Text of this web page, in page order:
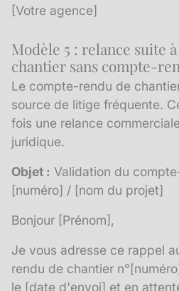
[Votre agence]
Modèle 5 : relance suite
chantier sans compte-
Le compte-rendu de
source de litige fréquente.
fois une relance
juridique.
Objet : Validation du
[numéro] / [nom du projet]
Bonjour [Prénom],
Je vous adresse ce rappel
rendu de chantier
le [date d'envoi] et en